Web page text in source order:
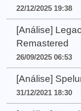
22/12/2025 19:38
[Análise]
Remastered
26/09/2025 06:53
[Análise]
31/12/2021 18:30